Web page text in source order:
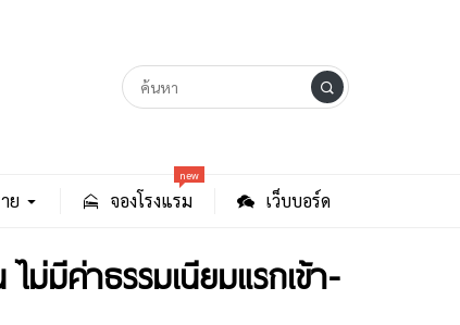
ย จองโรงแรม
new
เว็บบอร์ด
ม่มีค่าธรรมเนียมแรกเข้า-